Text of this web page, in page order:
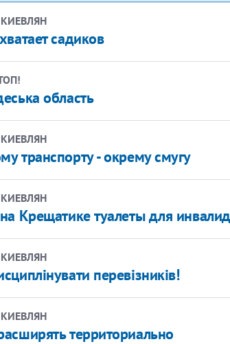
садиков
область
транспорту - окрему смугу
Крещатике туалеты для
перевізників!
территориально